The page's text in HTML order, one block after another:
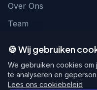
Over Ons
Team
🍪 Wij gebruiken
We gebruiken cookies
te analyseren en
Lees ons cookiebeleid